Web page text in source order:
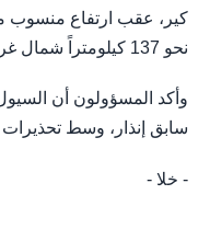
كير، عقب ارتفاع منسوب
نحو 137 كيلومتراً شمال غربي سان أنطونيو.
وأكد المسؤولون أن
سابق إنذار، وسط
- خلا -